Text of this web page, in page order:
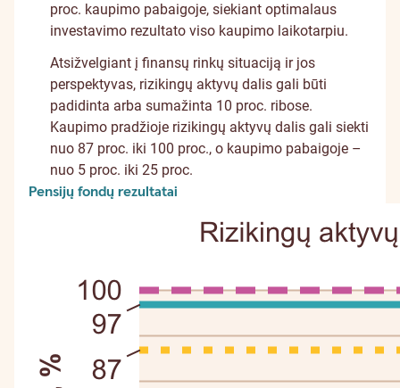
proc. kaupimo pabaigoje, siekiant optimalaus
investavimo rezultato viso kaupimo laikotarpiu.
Atsižvelgiant į finansų rinkų situaciją ir jos
perspektyvas, rizikingų aktyvų dalis gali būti
padidinta arba sumažinta 10 proc. ribose.
Kaupimo pradžioje rizikingų aktyvų dalis gali siekti
nuo 87 proc. iki 100 proc., o kaupimo pabaigoje –
nuo 5 proc. iki 25 proc.
Pensijų fondų rezultatai